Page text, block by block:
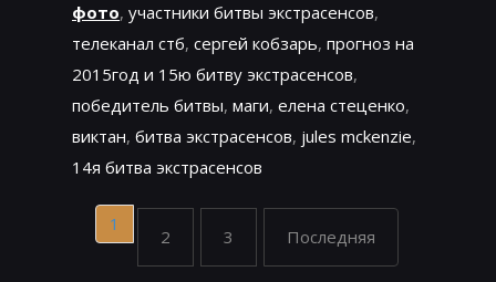
фото, участники битвы экстрасенсов,
телеканал стб, сергей кобзарь, прогноз на
2015год и 15ю битву экстрасенсов,
победитель битвы, маги, елена стеценко,
виктан, битва экстрасенсов, jules mckenzie,
14я битва экстрасенсов
1
2 3 Последняя